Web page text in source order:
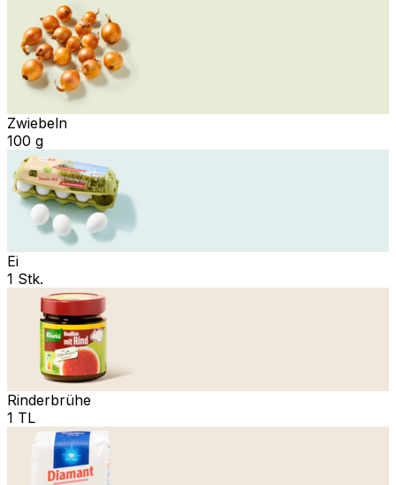
Zwiebeln
100 g
Ei
1 Stk.
Rinderbrühe
1 TL